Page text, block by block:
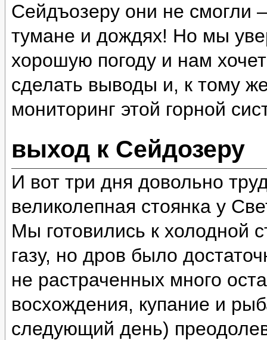
Сейдъозеру они не смогли
тумане и дождях! Но мы
хорошую погоду и нам
сделать выводы и, к тому
мониторинг этой горной
выход к Сейдозеру
И вот три дня довольно
великолепная стоянка у
Мы готовились к холодной
газу, но дров было
не растраченных много
восхождения, купание и
следующий день)